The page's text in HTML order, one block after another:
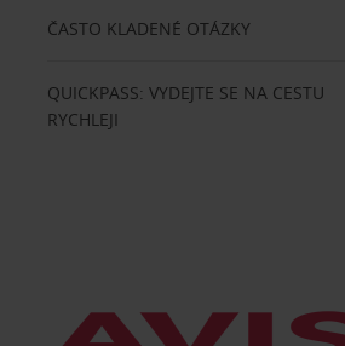
ČASTO KLADENÉ OTÁZKY
QUICKPASS: VYDEJTE SE NA CESTU
RYCHLEJI